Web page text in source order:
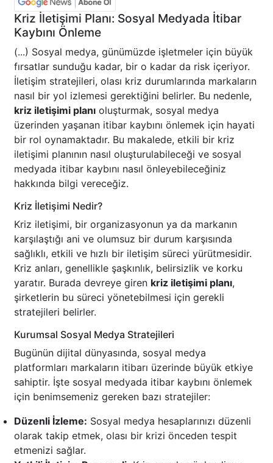
Kriz İletişimi Planı: Sosyal Medyada İtibar
Kaybını Önleme
(...) Sosyal medya, günümüzde işletmeler için büyük
fırsatlar sunduğu kadar, bir o kadar da risk içeriyor.
İletişim stratejileri, olası kriz durumlarında markaların
nasıl bir yol izlemesi gerektiğini belirler. Bu nedenle,
kriz iletişimi planı oluşturmak, sosyal medya
üzerinden yaşanan itibar kaybını önlemek için hayati
bir rol oynamaktadır. Bu makalede, etkili bir kriz
iletişimi planının nasıl oluşturulabileceği ve sosyal
medyada itibar kaybını nasıl önleyebileceğiniz
hakkında bilgi vereceğiz.
Kriz İletişimi Nedir?
Kriz iletişimi, bir organizasyonun ya da markanın
karşılaştığı ani ve olumsuz bir durum karşısında
sağlıklı, etkili ve hızlı bir iletişim süreci yürütmesidir.
Kriz anları, genellikle şaşkınlık, belirsizlik ve korku
yaratır. Burada devreye giren kriz iletişimi planı,
şirketlerin bu süreci yönetebilmesi için gerekli
stratejileri belirler.
Kurumsal Sosyal Medya Stratejileri
Bugünün dijital dünyasında, sosyal medya
platformları markaların itibarı üzerinde büyük etkiye
sahiptir. İşte sosyal medyada itibar kaybını önlemek
için benimsemeniz gereken bazı stratejiler:
Düzenli İzleme: Sosyal medya hesaplarınızı düzenli
olarak takip etmek, olası bir krizi önceden tespit
etmenizi sağlar.